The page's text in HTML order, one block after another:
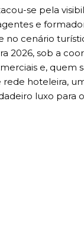
se pela
e
no cenário
2026, sob a
e, quem
hoteleira,
luxo para